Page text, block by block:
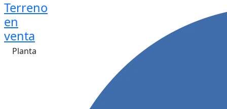
Terreno
en
venta
Planta